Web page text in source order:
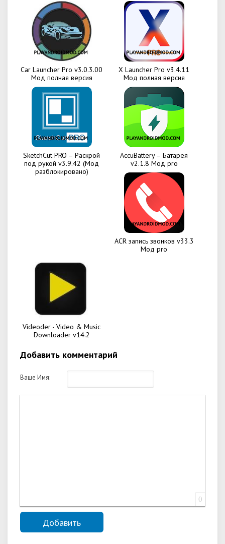
Car Launcher Pro v3.0.3.00
Мод полная версия
X Launcher Pro v3.4.11
Мод полная версия
SketchCut PRO – Раскрой
под рукой v3.9.42 (Мод
разблокировано)
AccuBattery – Батарея
v2.1.8 Мод pro
ACR запись звонков v33.3
Мод pro
Videoder - Video & Music
Downloader v14.2
Добавить комментарий
Ваше Имя:
0